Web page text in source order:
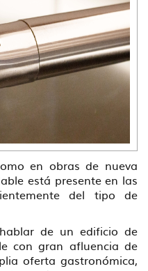
en obras de nueva
está presente en las
del tipo de
de un edificio de
con gran afluencia de
oferta gastronómica,